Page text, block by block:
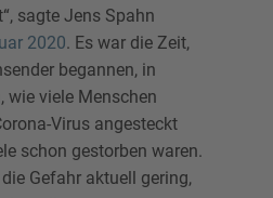
sagte Jens Spahn
2020. Es war die Zeit,
begannen, in
wie viele Menschen
Virus angesteckt
schon gestorben waren.
Gefahr aktuell gering,